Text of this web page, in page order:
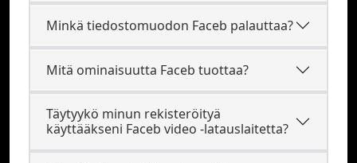
Minkä tiedostomuodon Faceb palauttaa?
Mitä ominaisuutta Faceb tuottaa?
Täytyykö minun rekisteröityä
käyttääkseni Faceb video -latauslaitetta?